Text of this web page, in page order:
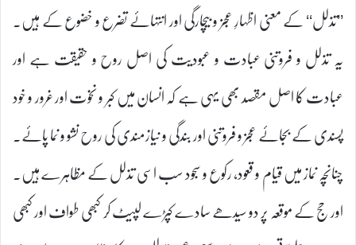
’’تذلل‘‘ کے معنی اظہارِ عجز و بیچارگی اور انتہائے تضرع و خضوع کے ہیں۔
یہ تذلل و فروتنی عبادت و عبودیت کی اصل روح و حقیقت ہے اور
عبادت کا اصل مقصد بھی یہی ہے کہ انسان میں کبر و نخوت اور غرور و خود
پسندی کے بجائے عجز و فروتنی اور بندگی و نیازمندی کی روح نشو و نما پائے۔
چنانچہ نماز میں قیام و قعود، رکوع و سجود سب اسی تذلل کے مظاہرے ہیں۔
اور حج کے موقعہ پر دو سیدھے سادے کپڑے لپیٹ کر کبھی طواف اور کبھی